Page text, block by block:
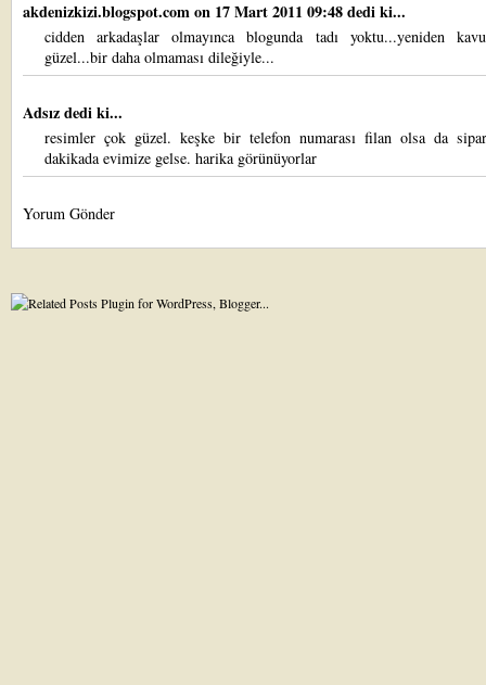
akdenizkizi.blogspot.comon 17 Mart 2011 09:48 dedi ki...
cidden arkadaşlar olmayınca blogunda tadı yoktu...yeniden
güzel...bir daha olmaması dileğiyle...
Adsız dedi ki...
resimler çok güzel. keşke bir telefon numarası filan olsa da
dakikada evimize gelse. harika görünüyorlar
Yorum Gönder